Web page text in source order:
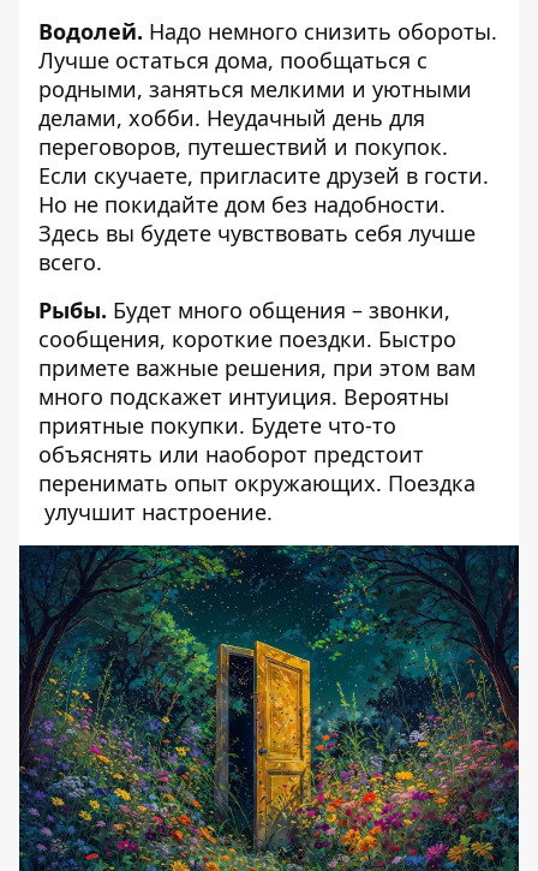
Водолей. Надо немного снизить обороты.
Лучше остаться дома, пообщаться с
родными, заняться мелкими и уютными
делами, хобби. Неудачный день для
переговоров, путешествий и покупок.
Если скучаете, пригласите друзей в гости.
Но не покидайте дом без надобности.
Здесь вы будете чувствовать себя лучше
всего.
Рыбы. Будет много общения – звонки,
сообщения, короткие поездки. Быстро
примете важные решения, при этом вам
много подскажет интуиция. Вероятны
приятные покупки. Будете что-то
объяснять или наоборот предстоит
перенимать опыт окружающих. Поездка
улучшит настроение.